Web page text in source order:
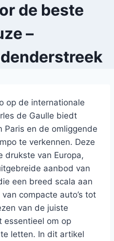
de beste
–
op de internationale
de Gaulle biedt
Paris en de omliggende
te verkennen. Deze
drukste van Europa,
aanbod van
een breed scala aan
compacte auto’s tot
van de juiste
essentieel om op
letten. In dit artikel